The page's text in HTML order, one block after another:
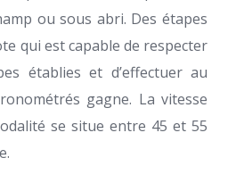
ou sous abri. Des étapes
qui est capable de respecter
établies et d’effectuer au
gagne. La vitesse
se situe entre 45 et 55